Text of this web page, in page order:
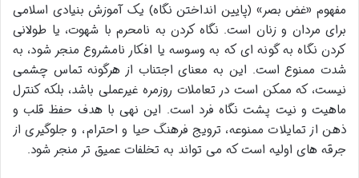
مفهوم «غض بصر» (پایین انداختن نگاه) یک آموزش بنیادی اسلامی
برای مردان و زنان است. نگاه کردن به نامحرم با شهوت، یا طولانی
کردن نگاه به گونه ای که به وسوسه یا افکار نامشروع منجر شود، به
شدت ممنوع است. این به معنای اجتناب از هرگونه تماس چشمی
نیست، که ممکن است در تعاملات روزمره غیرعملی باشد، بلکه کنترل
ماهیت و نیت پشت نگاه فرد است. این نهی با هدف حفظ قلب و
ذهن از تمایلات ممنوعه، ترویج فرهنگ حیا و احترام، و جلوگیری از
جرقه های اولیه است که می تواند به تخلفات عمیق تر منجر شود.